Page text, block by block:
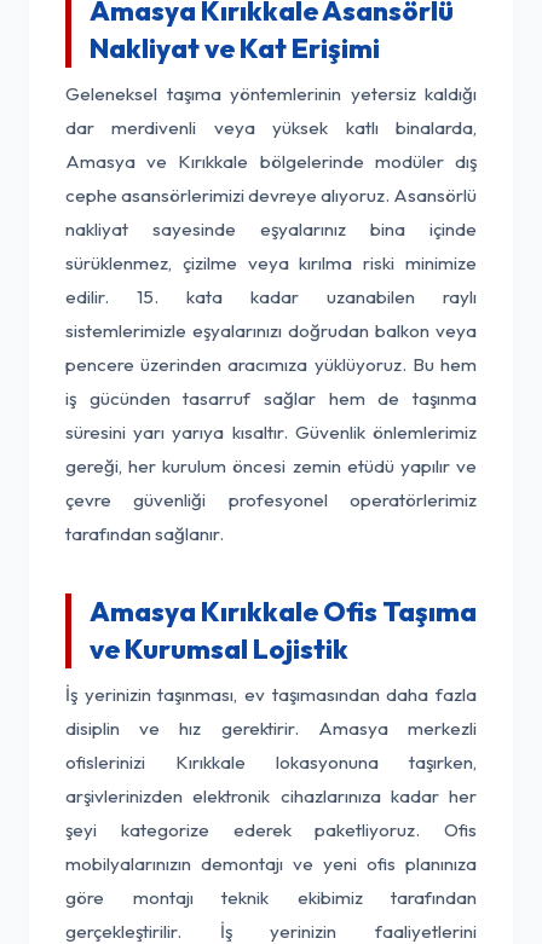
Amasya Kırıkkale Asansörlü
Nakliyat ve Kat Erişimi
Geleneksel taşıma yöntemlerinin yetersiz kaldığı
dar merdivenli veya yüksek katlı binalarda,
Amasya ve Kırıkkale bölgelerinde modüler dış
cephe asansörlerimizi devreye alıyoruz. Asansörlü
nakliyat sayesinde eşyalarınız bina içinde
sürüklenmez, çizilme veya kırılma riski minimize
edilir. 15. kata kadar uzanabilen raylı
sistemlerimizle eşyalarınızı doğrudan balkon veya
pencere üzerinden aracımıza yüklüyoruz. Bu hem
iş gücünden tasarruf sağlar hem de taşınma
süresini yarı yarıya kısaltır. Güvenlik önlemlerimiz
gereği, her kurulum öncesi zemin etüdü yapılır ve
çevre güvenliği profesyonel operatörlerimiz
tarafından sağlanır.
Amasya Kırıkkale Ofis Taşıma
ve Kurumsal Lojistik
İş yerinizin taşınması, ev taşımasından daha fazla
disiplin ve hız gerektirir. Amasya merkezli
ofislerinizi Kırıkkale lokasyonuna taşırken,
arşivlerinizden elektronik cihazlarınıza kadar her
şeyi kategorize ederek paketliyoruz. Ofis
mobilyalarınızın demontajı ve yeni ofis planınıza
göre montajı teknik ekibimiz tarafından
gerçekleştirilir. İş yerinizin faaliyetlerini